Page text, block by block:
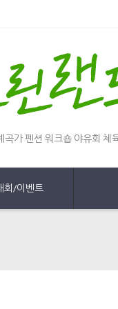
곡가 펜션 워크숍 야유회 체
회/이벤트